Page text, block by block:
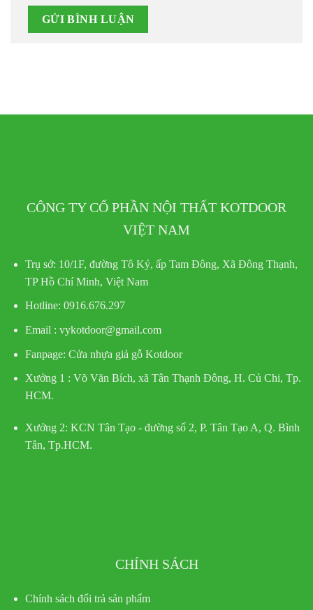
CÔNG TY CỔ PHẦN NỘI THẤT KOTDOOR
VIỆT NAM
Trụ sở: 10/1F, đường Tô Ký, ấp Tam Đông, Xã Đông Thạnh,
TP Hồ Chí Minh, Việt Nam
Hotline: 0916.676.297
Email : vykotdoor@gmail.com
Fanpage: Cửa nhựa giả gỗ Kotdoor
Xưởng 1 : Võ Văn Bích, xã Tân Thạnh Đông, H. Củ Chi, Tp.
HCM.
Xưởng 2: KCN Tân Tạo - đường số 2, P. Tân Tạo A, Q. Bình
Tân, Tp.HCM.
CHÍNH SÁCH
Chính sách đổi trả sản phẩm